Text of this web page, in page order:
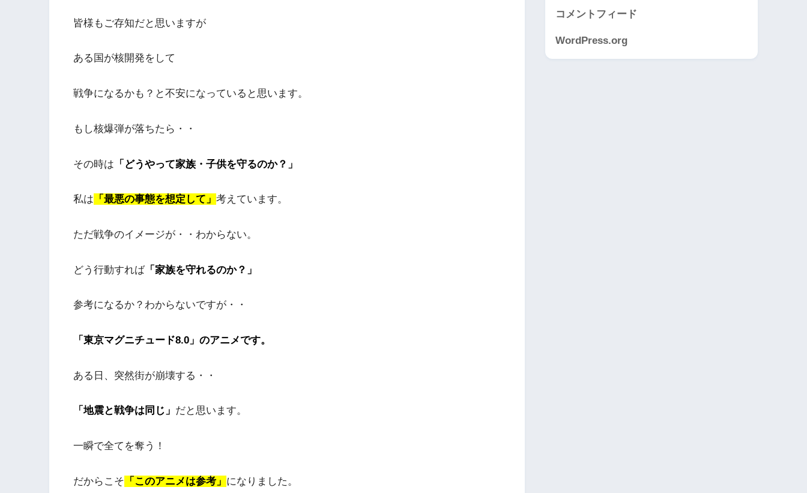
皆様もご存知だと思いますが
ある国が核開発をして
戦争になるかも？と不安になっていると思います。
もし核爆弾が落ちたら・・
その時は 「どうやって家族・子供を守るのか？」
私は 「最悪の事態を想定して」 考えています。
ただ戦争のイメージが・・わからない。
どう行動すれば「家族を守れるのか？」
参考になるか？わからないですが・・
「東京マグニチュード8.0」のアニメです。
ある日、突然街が崩壊する・・
「地震と戦争は同じ」 だと思います。
一瞬で全てを奪う！
だからこそ 「このアニメは参考」 になりました。
コメントフィード
WordPress.org